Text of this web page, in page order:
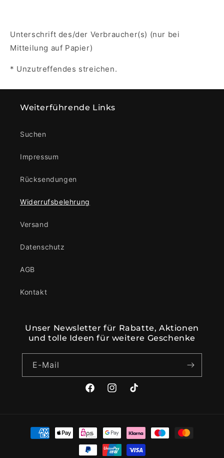
Unterschrift des/der Verbraucher(s) (nur bei
Mitteilung auf Papier)
* Unzutreffendes streichen.
Weiterführende Links
Suchen
Impressum
Rücksendungen
Widerrufsbelehrung
Versand
Datenschutz
AGB
Kontakt
Unser Newsletter für Rabatte, Aktionen
und tolle Ideen für weitere Geschenke
E-Mail
FacebookInstagramTikTok
Zahlungsmethoden